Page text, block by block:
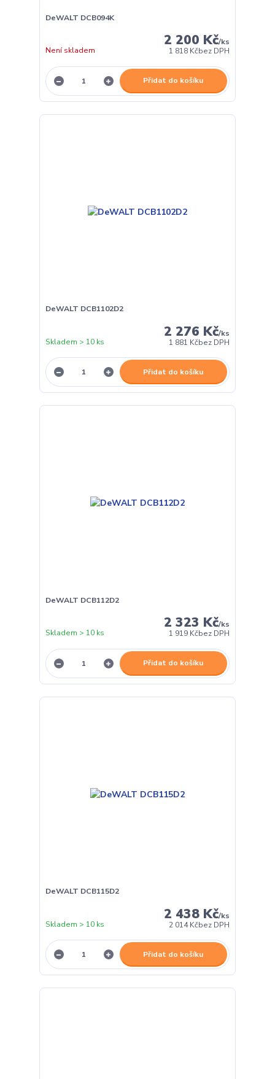
DeWALT DCB094K
2 200 Kč/ks
1 818 Kčbez DPH
Není skladem
Přidat do košíku
DeWALT DCB1102D2
2 276 Kč/ks
1 881 Kčbez DPH
Skladem > 10 ks
Přidat do košíku
DeWALT DCB112D2
2 323 Kč/ks
1 919 Kčbez DPH
Skladem > 10 ks
Přidat do košíku
DeWALT DCB115D2
2 438 Kč/ks
2 014 Kčbez DPH
Skladem > 10 ks
Přidat do košíku